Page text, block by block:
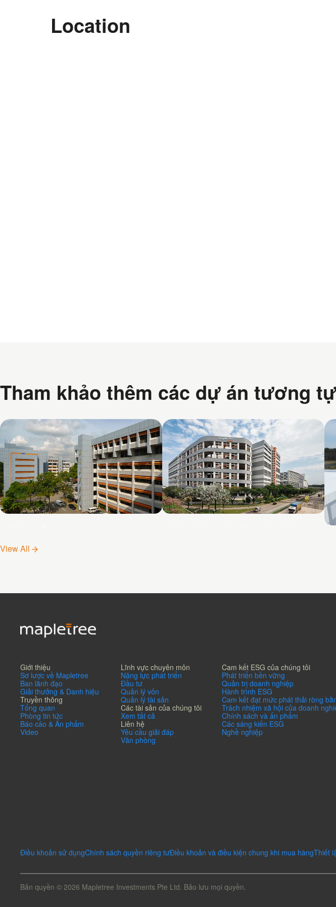
Location
Tham khảo thêm các dự án tương tự
View All
Giới thiệu
Sơ lược về Mapletree
Ban lãnh đạo
Giải thưởng & Danh hiệu
Truyền thông
Tổng quan
Phòng tin tức
Báo cáo & Ấn phẩm
Video
Lĩnh vực chuyên môn
Năng lực phát triển
Đầu tư
Quản lý vốn
Quản lý tài sản
Các tài sản của chúng tôi
Xem tất cả
Liên hệ
Yêu cầu giải đáp
Văn phòng
Cam kết ESG của chúng tôi
Phát triển bền vững
Quản trị doanh nghiệp
Hành trình ESG
Cam kết đạt mức phát thải ròng
Trách nhiệm xã hội của doanh
Chính sách và ấn phẩm
Các sáng kiến ESG
Nghề nghiệp
Điều khoản sử dụngChính sách quyền riêng tưĐiều khoản và điều kiện chung khi mua hàngThiết
Bản quyền © 2026 Mapletree Investments Pte Ltd. Bảo lưu mọi quyền.